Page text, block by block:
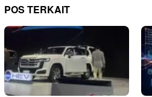
POS TERKAIT